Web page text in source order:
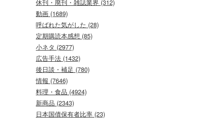
休刊・廃刊・雑誌業界 (312)
動画 (1689)
呼ばれた気がした (28)
定期購読本感想 (85)
小ネタ (2977)
広告手法 (1432)
後日談・補足 (780)
情報 (7646)
料理・食品 (4924)
新商品 (2343)
日本国債保有者比率 (23)